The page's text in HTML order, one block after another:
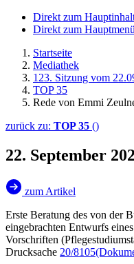
Direkt zum
Direkt zum
Startseite
Mediathek
123. Sitzung vom
TOP 35
Rede von Emmi
zurück zu: TOP 35 ()
22. September
zum Artikel
Erste Beratung des von der
eingebrachten Entwurfs
Vorschriften
Drucksache 20/8105